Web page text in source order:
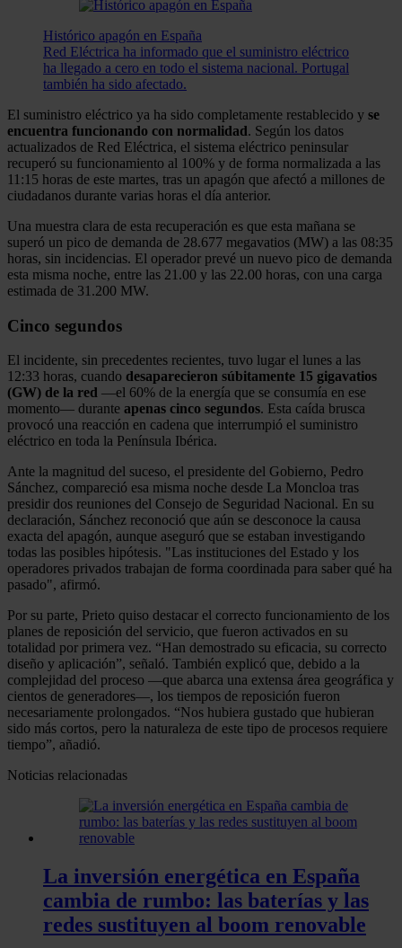
Histórico apagón en España
Red Eléctrica ha informado que el suministro eléctrico
ha llegado a cero en todo el sistema nacional. Portugal
también ha sido afectado.
El suministro eléctrico ya ha sido completamente restablecido y se
encuentra funcionando con normalidad. Según los datos
actualizados de Red Eléctrica, el sistema eléctrico peninsular
recuperó su funcionamiento al 100% y de forma normalizada a las
11:15 horas de este martes, tras un apagón que afectó a millones de
ciudadanos durante varias horas el día anterior.
Una muestra clara de esta recuperación es que esta mañana se
superó un pico de demanda de 28.677 megavatios (MW) a las 08:35
horas, sin incidencias. El operador prevé un nuevo pico de demanda
esta misma noche, entre las 21.00 y las 22.00 horas, con una carga
estimada de 31.200 MW.
Cinco segundos
El incidente, sin precedentes recientes, tuvo lugar el lunes a las
12:33 horas, cuando desaparecieron súbitamente 15 gigavatios
(GW) de la red —el 60% de la energía que se consumía en ese
momento— durante apenas cinco segundos. Esta caída brusca
provocó una reacción en cadena que interrumpió el suministro
eléctrico en toda la Península Ibérica.
Ante la magnitud del suceso, el presidente del Gobierno, Pedro
Sánchez, compareció esa misma noche desde La Moncloa tras
presidir dos reuniones del Consejo de Seguridad Nacional. En su
declaración, Sánchez reconoció que aún se desconoce la causa
exacta del apagón, aunque aseguró que se estaban investigando
todas las posibles hipótesis. "Las instituciones del Estado y los
operadores privados trabajan de forma coordinada para saber qué ha
pasado", afirmó.
Por su parte, Prieto quiso destacar el correcto funcionamiento de los
planes de reposición del servicio, que fueron activados en su
totalidad por primera vez. “Han demostrado su eficacia, su correcto
diseño y aplicación”, señaló. También explicó que, debido a la
complejidad del proceso —que abarca una extensa área geográfica y
cientos de generadores—, los tiempos de reposición fueron
necesariamente prolongados. “Nos hubiera gustado que hubieran
sido más cortos, pero la naturaleza de este tipo de procesos requiere
tiempo”, añadió.
Noticias relacionadas
La inversión energética en España
cambia de rumbo: las baterías y las
redes sustituyen al boom renovable